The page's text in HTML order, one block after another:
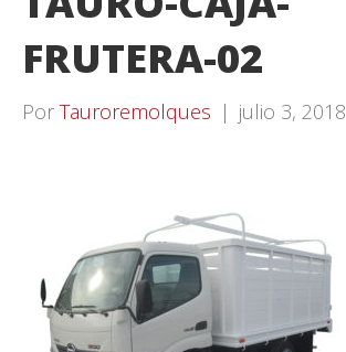
FRUTERA-02
Por Tauroremolques | julio 3, 2018